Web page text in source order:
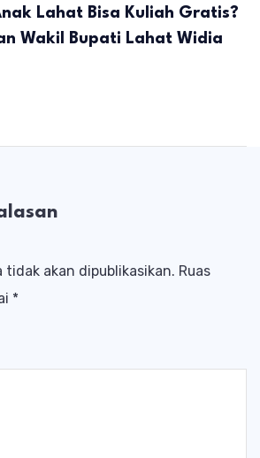
Lahat Bisa Kuliah Gratis?
Wakil Bupati Lahat Widia
akan dipublikasikan. Ruas
*